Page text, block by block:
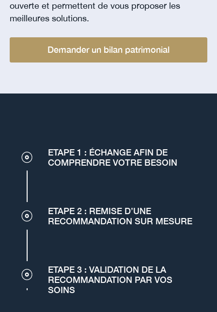
ouverte et permettent de vous proposer les
meilleures solutions.
Demander un bilan patrimonial
ETAPE 1 : ÉCHANGE AFIN DE
COMPRENDRE VOTRE BESOIN
ETAPE 2 : REMISE D’UNE
RECOMMANDATION SUR MESURE
ETAPE 3 : VALIDATION DE LA
RECOMMANDATION PAR VOS
SOINS